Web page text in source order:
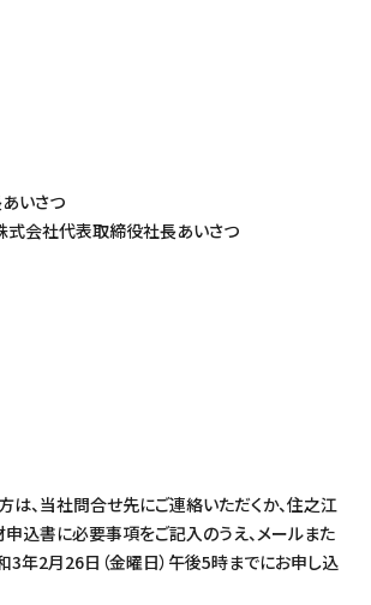
いさつ
式会社代表取締役社長あいさつ
は、当社問合せ先にご連絡いただくか、住之江
込書に必要事項をご記入のうえ、メールまた
3年2月26日（金曜日）午後5時までにお申し込